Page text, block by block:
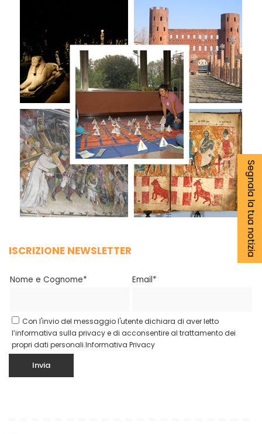
ISCRIZIONE NEWSLETTER
Nome e Cognome* Email*
Con l'invio del messaggio l'utente dichiara di aver letto
l’informativa sulla privacy e di acconsentire al trattamento dei
propri dati personali.Informativa Privacy
Segnala la tua notizia